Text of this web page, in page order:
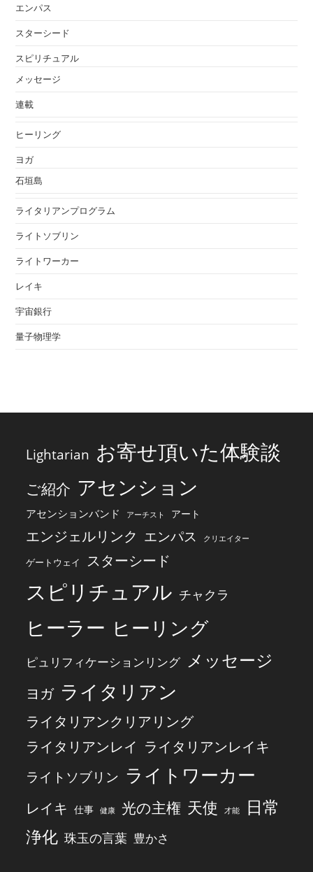
エンパス
スターシード
スピリチュアル
メッセージ
連載
ヒーリング
ヨガ
石垣島
ライタリアンプログラム
ライトソブリン
ライトワーカー
レイキ
宇宙銀行
量子物理学
Lightarian お寄せ頂いた体験談
ご紹介 アセンション
アセンションバンド アーチスト アート
エンジェルリンク エンパス クリエイター
ゲートウェイ スターシード
スピリチュアル チャクラ
ヒーラー ヒーリング
ピュリフィケーションリング メッセージ
ヨガ ライタリアン
ライタリアンクリアリング
ライタリアンレイ ライタリアンレイキ
ライトソブリン ライトワーカー
レイキ 仕事 健康 光の主権 天使 才能 日常
浄化 珠玉の言葉 豊かさ